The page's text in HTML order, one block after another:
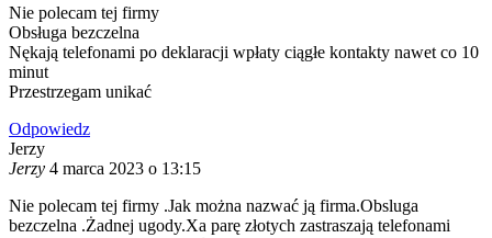
Nie polecam tej firmy
Obsługa bezczelna
Nękają telefonami po deklaracji wpłaty ciągłe kontakty nawet co 10
minut
Przestrzegam unikać
Odpowiedz
Jerzy
Jerzy 4 marca 2023 o 13:15
Nie polecam tej firmy .Jak można nazwać ją firma.Obsluga
bezczelna .Żadnej ugody.Xa parę złotych zastraszają telefonami